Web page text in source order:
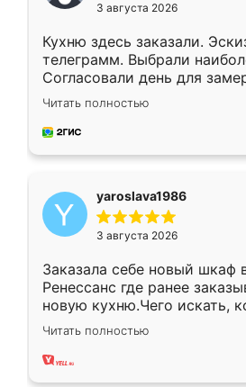
3 августа 2026
Кухню здесь заказали.
телеграмм. Выбрали
Согласовали день для
недели кухня была уже
довольны работой. Спасибо
мебель за качественную
Читать полностью
yaroslava1986
3 августа 2026
Заказала себе новый шкаф
Ренессанс где ранее
новую кухню.Чего искать,
вполне довольна. Служит
два года, нареканий нет.
Читать полностью